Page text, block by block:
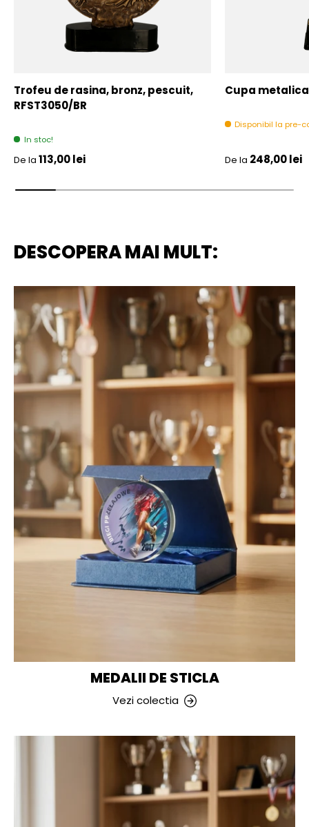
Trofeu de rasina, bronz, pescuit,
RFST3050/BR
In stoc!
Pret initial
De la 113,00 lei
Cupa
Disponibil la pre-
Pret initial
De la 248,00 lei
DESCOPERA MAI MULT:
MEDALII DE STICLA
Vezi colectia